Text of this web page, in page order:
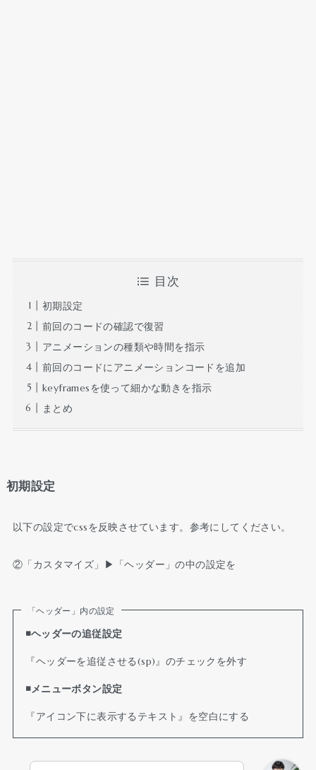
目次
初期設定
前回のコードの確認で復習
アニメーションの種類や時間を指示
前回のコードにアニメーションコードを追加
keyframesを使って細かな動きを指示
まとめ
初期設定
以下の設定でcssを反映させています。参考にしてください。
②「カスタマイズ」▶︎「ヘッダー」の中の設定を
「ヘッダー」内の設定
◾️ヘッダーの追従設定
『ヘッダーを追従させる(sp)』のチェックを外す
◾️メニューボタン設定
『アイコン下に表示するテキスト』を空白にする